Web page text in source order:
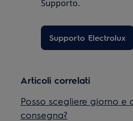
Supporto.
Supporto Electrolux
Articoli correlati
Posso scegliere giorno e
consegna?